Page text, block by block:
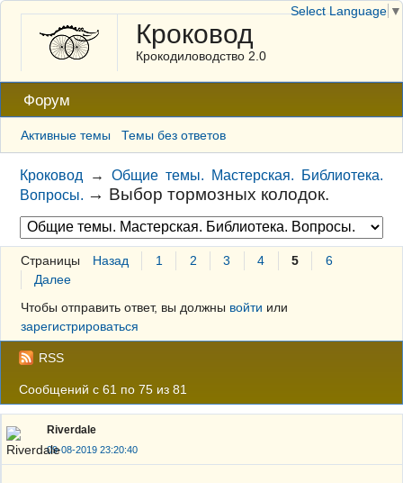
Кроковод
Крокодиловодство 2.0
Форум
Активные темы Темы без ответов
Кроковод →Общие темы. Мастерская. Библиотека.
Вопросы. → Выбор тормозных колодок.
Страницы Назад 1 2 3 4 5
6
Далее
Чтобы отправить ответ, вы должны войти или
зарегистрироваться
RSS
Сообщений с 61 по 75 из 81
Riverdale
09-08-2019 23:20:40
Select Language ▼